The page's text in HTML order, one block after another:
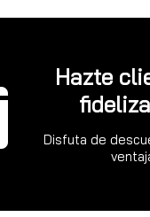
Hazte
Disfuta de